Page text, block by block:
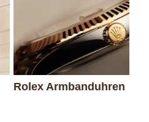
Rolex Armbanduhren